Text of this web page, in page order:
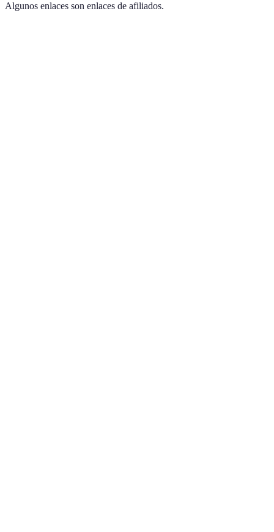
Algunos enlaces son enlaces de afiliados.